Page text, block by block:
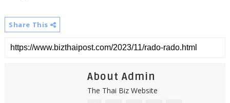
Share This
About Admin
The Thai Biz Website